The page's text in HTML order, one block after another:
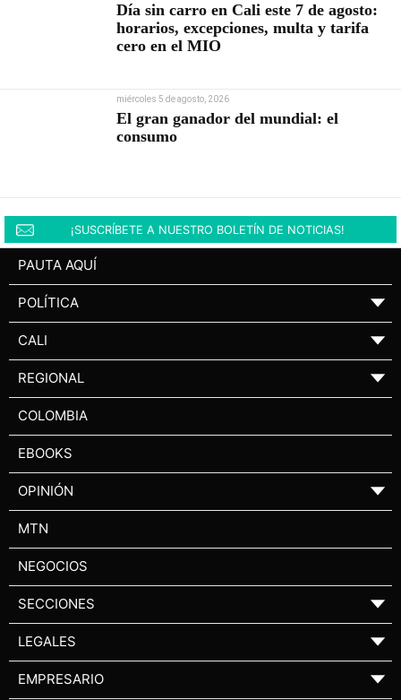
Día sin carro en Cali este 7 de agosto:
horarios, excepciones, multa y tarifa
cero en el MIO
miércoles 5 de agosto, 2026
El gran ganador del mundial: el
consumo
¡SUSCRÍBETE A NUESTRO BOLETÍN DE NOTICIAS!
PAUTA AQUÍ
POLÍTICA ▼
CALI ▼
REGIONAL ▼
COLOMBIA
EBOOKS
OPINIÓN ▼
MTN
NEGOCIOS
SECCIONES ▼
LEGALES ▼
EMPRESARIO ▼